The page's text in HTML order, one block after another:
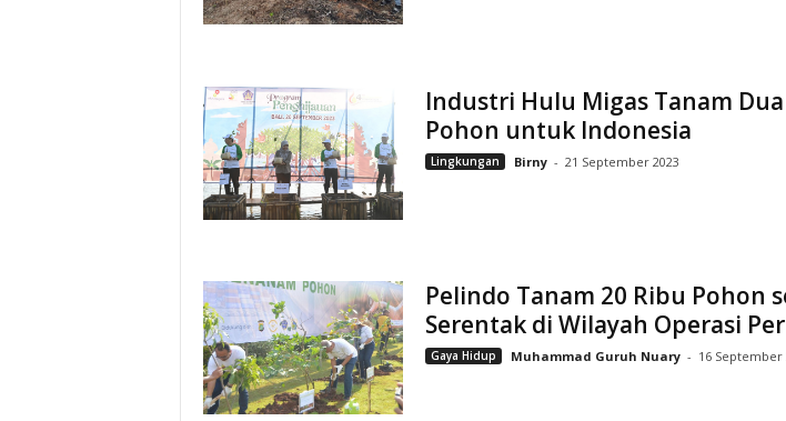
Industri Hulu Migas Tanam Dua
Pohon untuk Indonesia
Lingkungan Birny - 21 September 2023
Pelindo Tanam 20 Ribu Pohon
Serentak di Wilayah Operasi
Gaya Hidup Muhammad Guruh Nuary - 16 September